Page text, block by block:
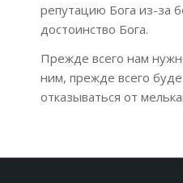
репутацию Бога из-за
достоинство Бога.
Прежде всего нам
ним, прежде всего
отказываться от